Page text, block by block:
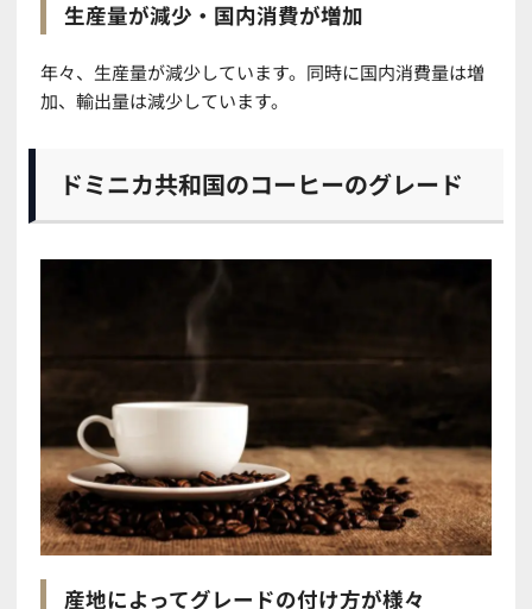
生産量が減少・国内消費が増加
年々、生産量が減少しています。同時に国内消費量は増
加、輸出量は減少しています。
ドミニカ共和国のコーヒーのグレード
産地によってグレードの付け方が様々